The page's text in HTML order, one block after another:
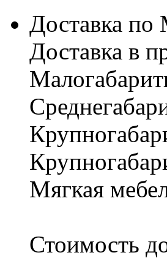
Доставка
Доставка в
Мягкая
Стоимость